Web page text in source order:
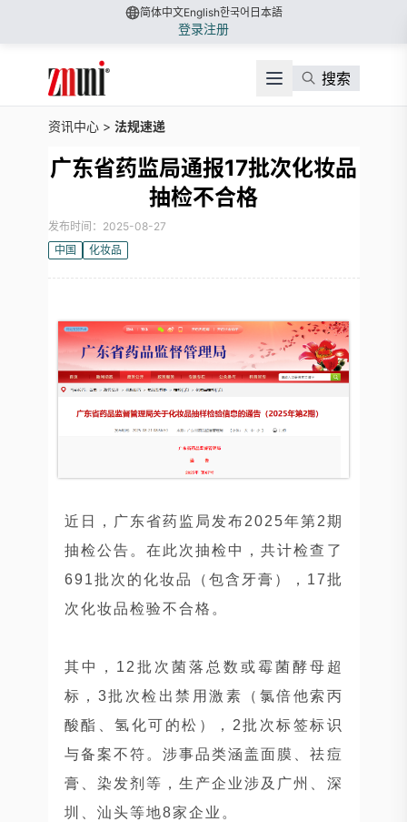
简体中文English한국어 日本語
登录注册
搜索
资讯中心 > 法规速递
广东省药监局通报17批次化妆品
抽检不合格
发布时间：2025-08-27
中国
化妆品
近日，广东省药监局发布2025年第2期
抽检公告。在此次抽检中，共计检查了
691批次的化妆品（包含牙膏），17批
次化妆品检验不合格。
其中，12批次菌落总数或霉菌酵母超
标，3批次检出禁用激素（氯倍他索丙
酸酯、氢化可的松），2批次标签标识
与备案不符。涉事品类涵盖面膜、祛痘
膏、染发剂等，生产企业涉及广州、深
圳、汕头等地8家企业。